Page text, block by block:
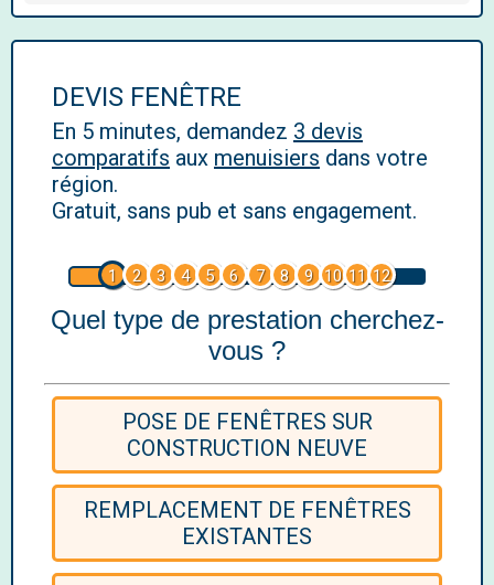
DEVIS FENÊTRE
En 5 minutes, demandez 3 devis
comparatifs aux menuisiers dans votre
région.
Gratuit, sans pub et sans engagement.
1 2 3 4 5 6 7 8 9 10 11 12
Quel type de prestation cherchez-
vous ?
POSE DE FENÊTRES SUR
CONSTRUCTION NEUVE
REMPLACEMENT DE FENÊTRES
EXISTANTES